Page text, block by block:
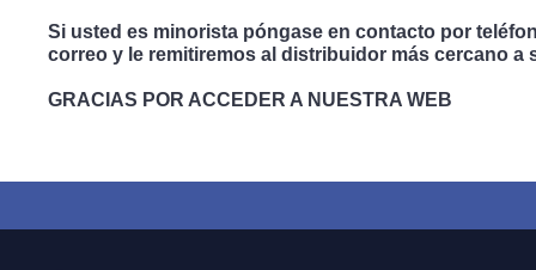
Si usted es minorista póngase en contacto por
correo y le remitiremos al distribuidor más cercano a
GRACIAS POR ACCEDER A NUESTRA WEB
Video
No hay opiniones para este producto.